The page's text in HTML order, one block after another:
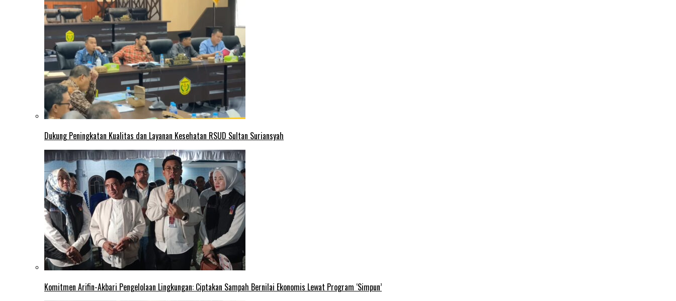
Dukung Peningkatan Kualitas dan Layanan Kesehatan RSUD Sultan Suriansyah
Komitmen Arifin-Akbari Pengelolaan Lingkungan: Ciptakan Sampah Bernilai Ekonomis Lewat Program ‘Simpun’